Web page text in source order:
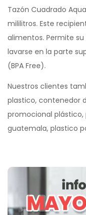
Tazón Cuadrado
mililitros. Este
alimentos. Permite
lavarse en la parte
(BPA Free).
Nuestros clientes
plastico, contenedor
promocional
guatemala, plastico